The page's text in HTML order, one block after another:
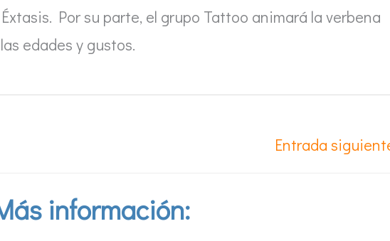
Por su parte, el grupo Tattoo animará la verbena
edades y gustos.
Entrada
información: